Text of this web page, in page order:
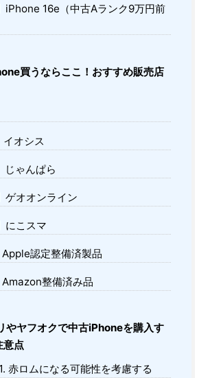
iPhone 16e（中古Aランク9万円前
買うならここ！おすすめ販売店
イオシス
じゃんぱら
ゲオオンライン
にこスマ
Apple認定整備済製品
Amazon整備済み品
やヤフオクで中古iPhoneを購入す
意点
赤ロムになる可能性を考慮する